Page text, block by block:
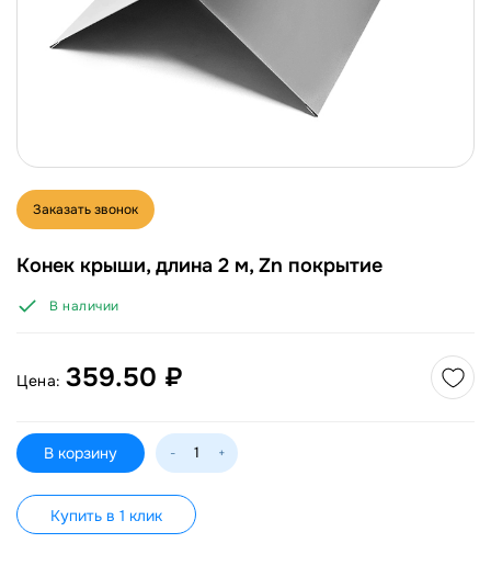
Заказать звонок
Конек крыши, длина 2 м, Zn покрытие
В наличии
Цена: 359.50 ₽
В корзину - +
Купить в 1 клик